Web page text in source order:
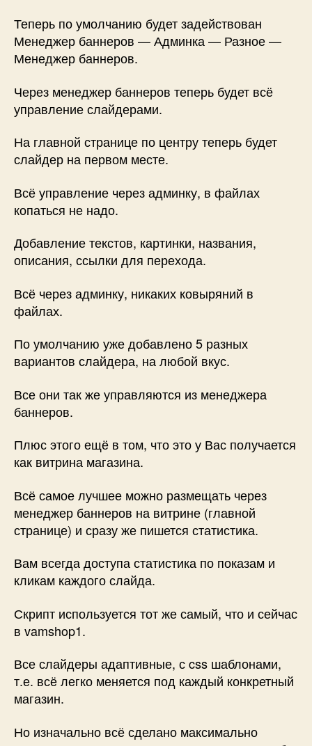
2
Теперь по умолчанию будет задействован
Менеджер баннеров — Админка — Разное —
Менеджер баннеров.
Через менеджер баннеров теперь будет всё
управление слайдерами.
На главной странице по центру теперь будет
слайдер на первом месте.
Всё управление через админку, в файлах
копаться не надо.
Добавление текстов, картинки, названия,
описания, ссылки для перехода.
Всё через админку, никаких ковыряний в
файлах.
По умолчанию уже добавлено 5 разных
вариантов слайдера, на любой вкус.
Все они так же управляются из менеджера
баннеров.
Плюс этого ещё в том, что это у Вас получается
как витрина магазина.
Всё самое лучшее можно размещать через
менеджер баннеров на витрине (главной
странице) и сразу же пишется статистика.
Вам всегда доступа статистика по показам и
кликам каждого слайда.
Скрипт используется тот же самый, что и сейчас
в vamshop1.
Все слайдеры адаптивные, с css шаблонами,
т.е. всё легко меняется под каждый конкретный
магазин.
Но изначально всё сделано максимально